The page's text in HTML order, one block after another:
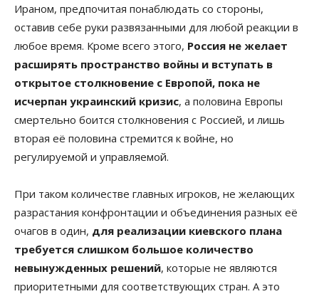
Ираном, предпочитая понаблюдать со стороны,
оставив себе руки развязанными для любой реакции в
любое время. Кроме всего этого, Россия не желает
расширять пространство войны и вступать в
открытое столкновение с Европой, пока не
исчерпан украинский кризис, а половина Европы
смертельно боится столкновения с Россией, и лишь
вторая её половина стремится к войне, но
регулируемой и управляемой.
При таком количестве главных игроков, не желающих
разрастания конфронтации и объединения разных её
очагов в один, для реализации киевского плана
требуется слишком большое количество
невынужденных решений, которые не являются
приоритетными для соответствующих стран. А это